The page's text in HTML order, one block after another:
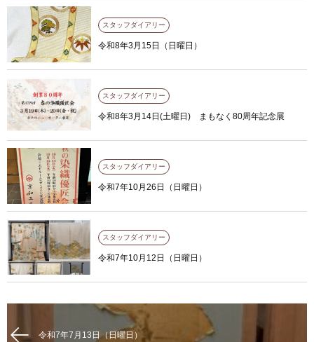
スタッフダイアリー
令和8年3月15日（日曜日）
スタッフダイアリー
令和8年3月14日(土曜日) まもなく80周年記念展
スタッフダイアリー
令和7年10月26日（日曜日）
スタッフダイアリー
令和7年10月12日（日曜日）
令和7年7月13日（日曜日）